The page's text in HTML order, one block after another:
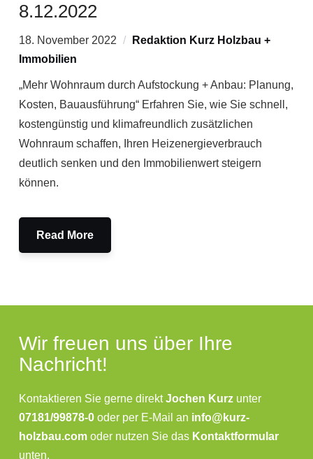
8.12.2022
18. November 2022
Redaktion Kurz Holzbau +
Immobilien
„Mehr Wohnraum durch Aufstockung + Anbau: Planung,
Kosten, Bauausführung“ Erfahren Sie, wie Sie schnell,
kostengünstig und klimafreundlich zusätzlichen
Wohnraum schaffen, Ihren Heizenergieverbrauch
deutlich senken und den Immobilienwert steigern
können.
Read More
Wir freuen uns über Ihre
Nachricht!
Kontaktieren Sie gerne direktJochen Kurzunter
07181/99878-0oder per E-Mail an info@kurz-
holzbau.com oder nutzen Sie das Kontaktformular
unten.